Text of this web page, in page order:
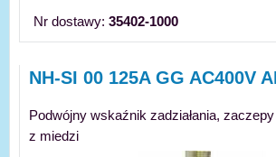
Nr dostawy: 35402-1000
NH-SI 00 125A GG AC400V
Podwójny wskaźnik zadziałania,
z miedzi